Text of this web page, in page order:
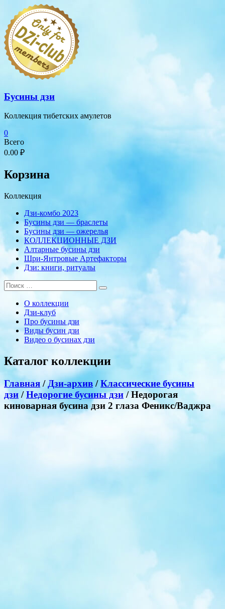
Перейти
содержимому
Бусины дзи
Коллекция тибетских амулетов
0
Всего
0.00 ₽
Корзина
Коллекция
Дзи-комбо 2023
Бусины дзи — браслеты
Бусины дзи — ожерелья
КОЛЛЕКЦИОННЫЕ ДЗИ
Алтарные бусины дзи
Шри-Янтровые Артефакторы
Дзи: книги, ритуалы
О коллекции
Дзи-клуб
Про бусины дзи
Виды бусин дзи
Видео о бусинах дзи
Каталог коллекции
Главная /Дзи-архив /Классические бусины
дзи /Недорогие бусины дзи/ Недорогая
киноварная бусина дзи 2 глаза Феникс/Ваджра